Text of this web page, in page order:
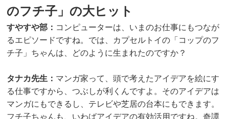
のフチ子」の大ヒット
すやすや部： コンピューターは、いまのお仕事にもつなが
るエピソードですね。では、カプセルトイの「コップのフ
チ子」ちゃんは、どのように生まれたのですか？
タナカ先生： マンガ家って、頭で考えたアイデアを絵にす
る仕事ですから、つぶしが利くんですよ。そのアイデアは
マンガにもできるし、テレビや芝居の台本にもできます。
フチ子ちゃんも、いわばアイデアの有効活用ですね。奇譚